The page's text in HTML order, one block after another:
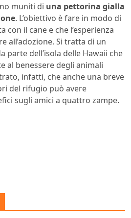
muniti di una pettorina gialla
. L’obiettivo è fare in modo di
con il cane e che l’esperienza
all’adozione. Si tratta di un
parte dell’isola delle Hawaii che
al benessere degli animali
infatti, che anche una breve
del rifugio può avere
sugli amici a quattro zampe.